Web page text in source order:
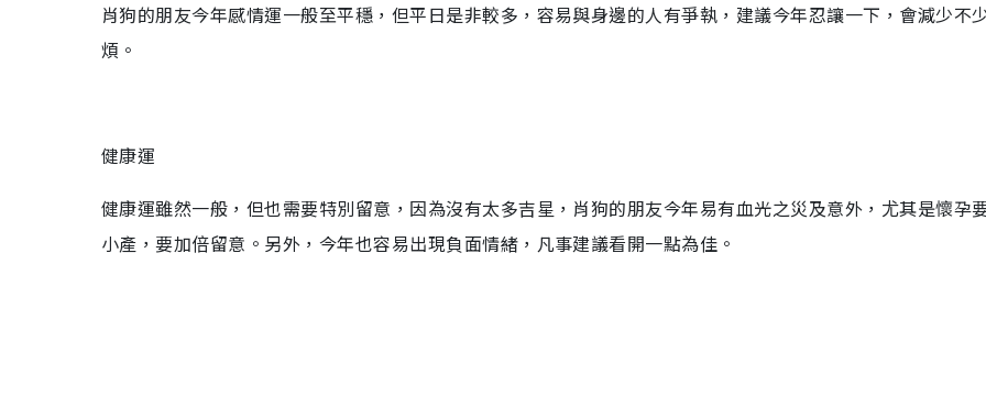
肖狗的朋友今年感情運一般至平穩，但平日是非較多，容易與身邊的人有爭執，建議今年忍讓一下，會減少不
煩。
健康運
健康運雖然一般，但也需要特別留意，因為沒有太多吉星，肖狗的朋友今年易有血光之災及意外，尤其是懷孕
小產，要加倍留意。另外，今年也容易出現負面情緒，凡事建議看開一點為佳。